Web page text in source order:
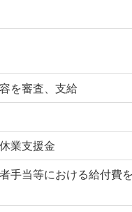
を審査、支給
業支援金
手当等における給付費